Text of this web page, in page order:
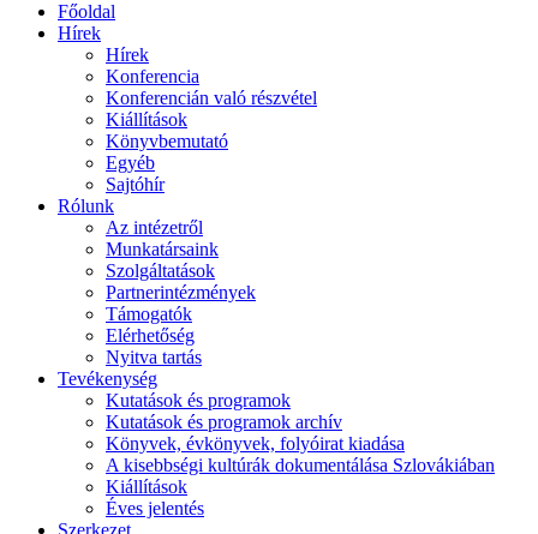
Főoldal
Hírek
Hírek
Konferencia
Konferencián való részvétel
Kiállítások
Könyvbemutató
Egyéb
Sajtóhír
Rólunk
Az intézetről
Munkatársaink
Szolgáltatások
Partnerintézmények
Támogatók
Elérhetőség
Nyitva tartás
Tevékenység
Kutatások és programok
Kutatások és programok archív
Könyvek, évkönyvek, folyóirat kiadása
A kisebbségi kultúrák dokumentálása Szlovákiában
Kiállítások
Éves jelentés
Szerkezet